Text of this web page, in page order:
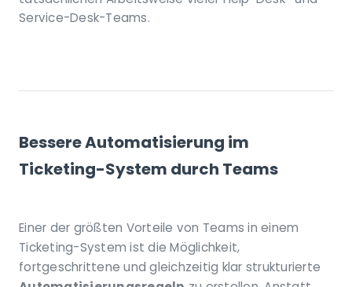
Service-Desk-Teams.
Bessere Automatisierung im
Ticketing-System durch Teams
Einer der größten Vorteile von Teams in einem
Ticketing-System ist die Möglichkeit,
fortgeschrittene und gleichzeitig klar strukturierte